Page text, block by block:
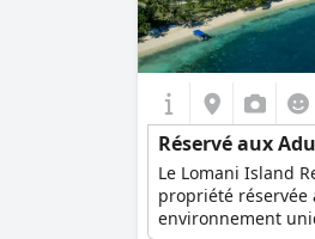
Réservé aux
Le Lomani Island
propriété réservée
environnement